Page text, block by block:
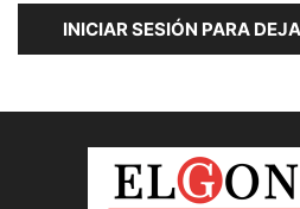
INICIAR SESIÓN PARA